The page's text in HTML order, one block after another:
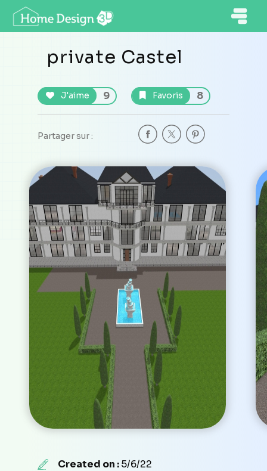
private Castel
J'aime 9 Favoris 8
Partager sur :
Created on :5/6/22